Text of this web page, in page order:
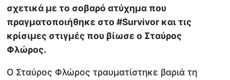
σχετικά με το σοβαρό ατύχημα που
πραγματοποιήθηκε στο #Survivor και τις
κρίσιμες στιγμές που βίωσε ο Σταύρος
Φλώρος.
Ο Σταύρος Φλώρος τραυματίστηκε βαριά τη